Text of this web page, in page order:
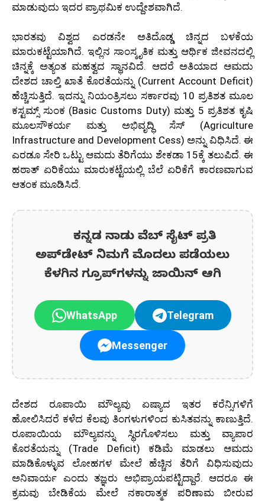
ಮಾಡುವುದು ಇದರ ಪ್ರಾಥಮಿಕ ಉದ್ದೇಶವಾಗಿದೆ.
ಭಾರತವು ವಿಶ್ವದ ಎರಡನೇ ಅತಿದೊಡ್ಡ ಚಿನ್ನದ ಬಳಕೆಯ
ಮಾರುಕಟ್ಟೆಯಾಗಿದೆ. ಇಲ್ಲಿನ ಸಾಂಸ್ಕೃತಿಕ ಮತ್ತು ಆರ್ಥಿಕ ಜೀವನದಲ್ಲಿ
ಚಿನ್ನಕ್ಕೆ ಅತ್ಯಂತ ಮಹತ್ವದ ಸ್ಥಾನವಿದೆ. ಆದರೆ ಅತಿಯಾದ ಆಮದು
ದೇಶದ ಚಾಲ್ತಿ ಖಾತೆ ಕೊರತೆಯನ್ನು (Current Account Deficit)
ಹೆಚ್ಚಿಸುತ್ತಿದೆ. ಇದನ್ನು ನಿಯಂತ್ರಿಸಲು ಸರ್ಕಾರವು 10 ಪ್ರತಿಶತ ಮೂಲ
ಕಸ್ಟಮ್ಸ್ ಸುಂಕ (Basic Customs Duty) ಮತ್ತು 5 ಪ್ರತಿಶತ ಕೃಷಿ
ಮೂಲಸೌಕರ್ಯ ಮತ್ತು ಅಭಿವೃದ್ಧಿ ಸೆಸ್ (Agriculture
Infrastructure and Development Cess) ಅನ್ನು ವಿಧಿಸಿದೆ. ಈ
ಎರಡೂ ಸೇರಿ ಒಟ್ಟು ಆಮದು ತೆರಿಗೆಯು ಶೇಕಡಾ 15ಕ್ಕೆ ತಲುಪಿದೆ. ಈ
ಹಠಾತ್ ಏರಿಕೆಯು ಮಾರುಕಟ್ಟೆಯಲ್ಲಿ ಬೆಲೆ ಏರಿಕೆಗೆ ಕಾರಣವಾಗುವ
ಆತಂಕ ಮೂಡಿಸಿದೆ.
ಕನ್ನಡ ನಾಡು ವೆಬ್ ಸೈಟ್ ಪ್ರತಿ
ಅಪ್‌ಡೇಟ್‌ ನಿಮಗೆ ಮೊದಲು ಪಡೆಯಲು
ಕೆಳಗಿನ ಗ್ರೂಪ್‌ಗಳನ್ನು ಜಾಯಿನ್ ಆಗಿ
WhatsApp Telegram
Messenger
ದೇಶದ ರೂಪಾಯಿ ಮೌಲ್ಯವು ಏಷ್ಯಾದ ಇತರ ಕರೆನ್ಸಿಗಳಿಗೆ
ಹೋಲಿಸಿದರೆ ಕಳೆದ ಕೆಲವು ತಿಂಗಳುಗಳಿಂದ ಕುಸಿತವನ್ನು ಕಾಣುತ್ತಿದೆ.
ರೂಪಾಯಿಯ ಮೌಲ್ಯವನ್ನು ಸ್ಥಿರಗೊಳಿಸಲು ಮತ್ತು ವ್ಯಾಪಾರ
ಕೊರತೆಯನ್ನು (Trade Deficit) ಕಡಿಮೆ ಮಾಡಲು ಆಮದು
ಮಾಡಿಕೊಳ್ಳುವ ಲೋಹಗಳ ಮೇಲೆ ಹೆಚ್ಚಿನ ತೆರಿಗೆ ವಿಧಿಸುವುದು
ಅನಿವಾರ್ಯ ಎಂದು ತಜ್ಞರು ಅಭಿಪ್ರಾಯಪಟ್ಟಿದ್ದಾರೆ. ಆದರೂ ಈ
ಕ್ರಮವು ಬೇಡಿಕೆಯ ಮೇಲೆ ನಕಾರಾತ್ಮಕ ಪರಿಣಾಮ ಬೀರುವ